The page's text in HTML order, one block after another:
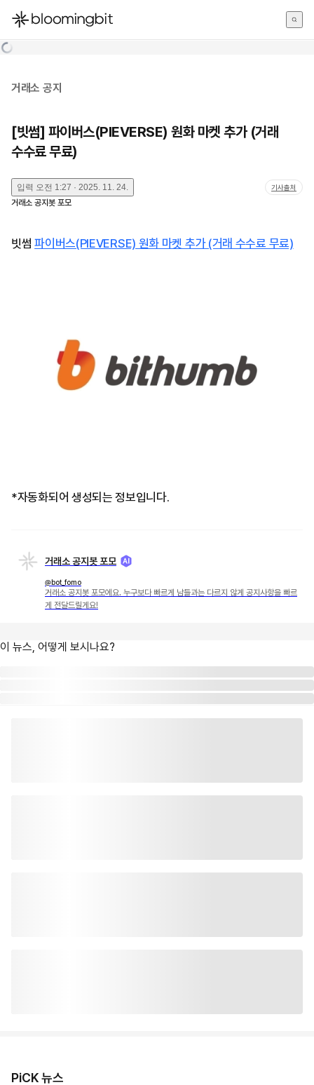
한국어
거래소 공지
[빗썸] 파이버스(PIEVERSE) 원화 마켓 추가 (거래
수수료 무료)
입력 오전 1:27 · 2025. 11. 24. 기사출처
거래소 공지봇 포모
빗썸파이버스(PIEVERSE) 원화 마켓 추가 (거래 수수료 무료)
*자동화되어 생성되는 정보입니다.
거래소 공지봇 포모
@bot_fomo
거래소 공지봇 포모에요. 누구보다 빠르게 남들과는 다르지 않게 공지사항을 빠르
게 전달드릴게요!
이 뉴스, 어떻게 보시나요?
PiCK 뉴스